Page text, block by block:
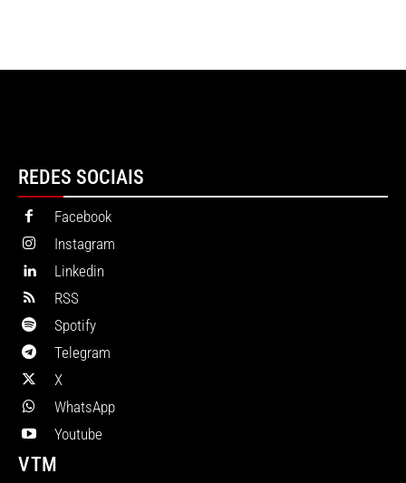
REDES SOCIAIS
Facebook
Instagram
Linkedin
RSS
Spotify
Telegram
X
WhatsApp
Youtube
VTM